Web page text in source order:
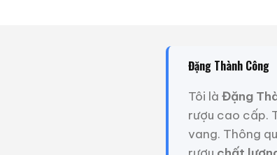
2. Thiết Kế
Dựa trên hình
phái, thanh lịch vô
Sứ trắng
Đặng Thành Công
Tôi là Đặng
rượu cao cấp.
vang. Thông